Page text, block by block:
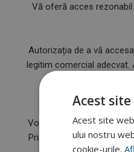
Vă oferă acces
Autorizația de a vă
legitim comercial
Vom posta orice
Prin urmare veți
Acest
Acest site
ului nostru
cookie-urile.